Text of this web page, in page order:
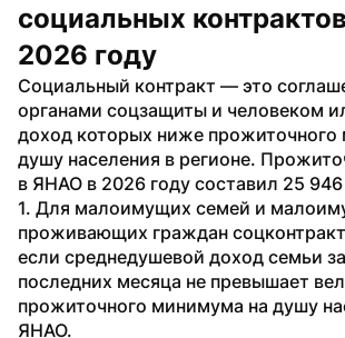
социальных
2026 году
Социальный контракт — это
органами соцзащиты и человеком
доход которых ниже прожиточного
душу населения в регионе.
в ЯНАО в 2026 году составил 25
1. Для малоимущих семей и
проживающих граждан
если среднедушевой доход семьи
последних месяца не превышает
прожиточного минимума на душу
ЯНАО.